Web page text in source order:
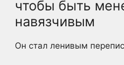
чтобы быть
навязчивым
Он стал ленивым